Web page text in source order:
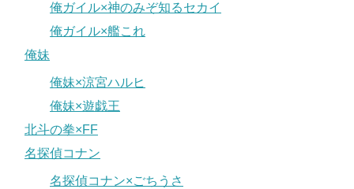
俺ガイル×神のみぞ知るセカイ
俺ガイル×艦これ
俺妹
俺妹×涼宮ハルヒ
俺妹×遊戯王
北斗の拳×FF
名探偵コナン
名探偵コナン×ごちうさ